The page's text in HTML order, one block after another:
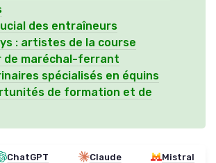
des entraîneurs
: artistes de la course
de maréchal-ferrant
spécialisés en équins
de formation et de
ChatGPT Claude Mistral